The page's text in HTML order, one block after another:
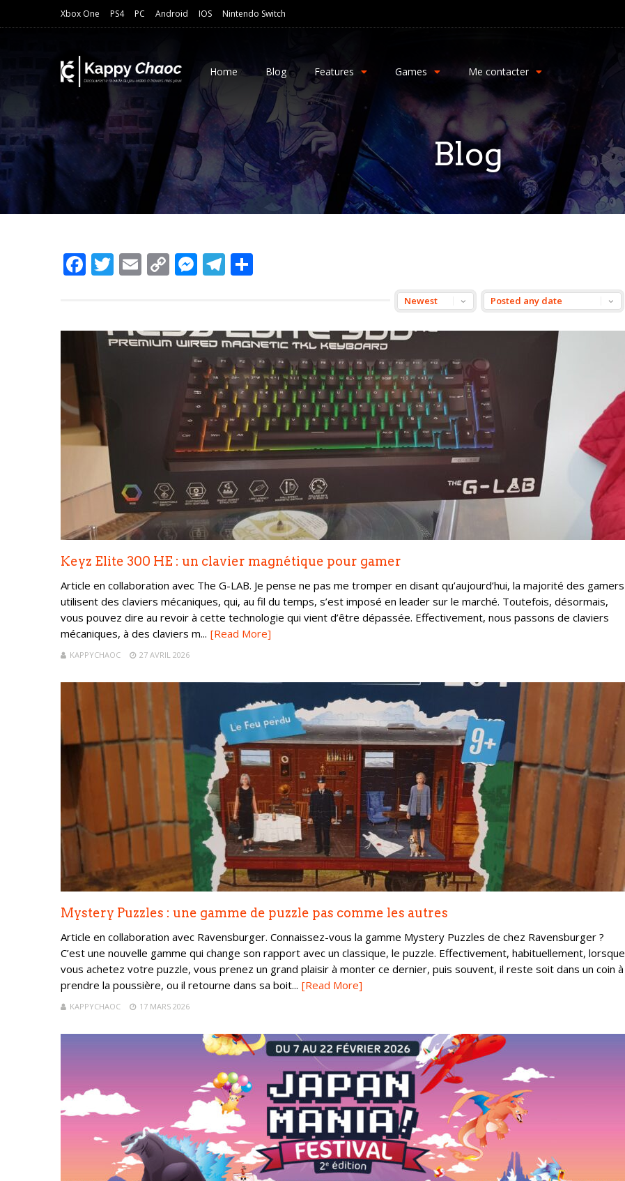
Xbox One PS4 PC Android IOS Nintendo Switch
Home Blog Features Games Me contacter
Blog
Facebook
Twitter
EmailCopyMessenger
Telegram
Keyz Elite 300 HE : un clavier magnétique pour gamer
Article en collaboration avec The G-LAB. Je pense ne pas me tromper en disant qu’aujourd’hui, la majorité des gamers
utilisent des claviers mécaniques, qui, au fil du temps, s’est imposé en leader sur le marché. Toutefois, désormais,
vous pouvez dire au revoir à cette technologie qui vient d’être dépassée. Effectivement, nous passons de claviers
mécaniques, à des claviers m... [Read More]
KAPPYCHAOC 27 AVRIL 2026
Mystery Puzzles : une gamme de puzzle pas comme les autres
Article en collaboration avec Ravensburger. Connaissez-vous la gamme Mystery Puzzles de chez Ravensburger ?
C’est une nouvelle gamme qui change son rapport avec un classique, le puzzle. Effectivement, habituellement, lorsque
vous achetez votre puzzle, vous prenez un grand plaisir à monter ce dernier, puis souvent, il reste soit dans un coin à
prendre la poussière, ou il retourne dans sa boit... [Read More]
KAPPYCHAOC 17 MARS 2026